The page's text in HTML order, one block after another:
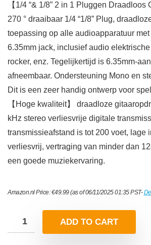
【1/4 “& 1/8” 2 in 1 Pluggen Draadloos
270 ° draaibaar 1/4 “1/8” Plug,
toepassing op alle audioapparatuur met
6.35mm jack, inclusief audio
rocker, enz. Tegelijkertijd is 6.35mm-
afneembaar. Ondersteuning Mono en
Dit is een zeer handig ontwerp voor
【Hoge kwaliteit】 draadloze
kHz stereo verliesvrije digitale
transmissieafstand is tot 200 voet, lage
verliesvrij, vertraging van minder dan
een goede muziekervaring.
Amazon.nl Price:€49.99(as of 06/11/2025 01:35 PST-
ADD TO CART